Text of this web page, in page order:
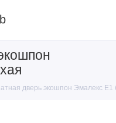
дверь экошпон Эмалекс Е1